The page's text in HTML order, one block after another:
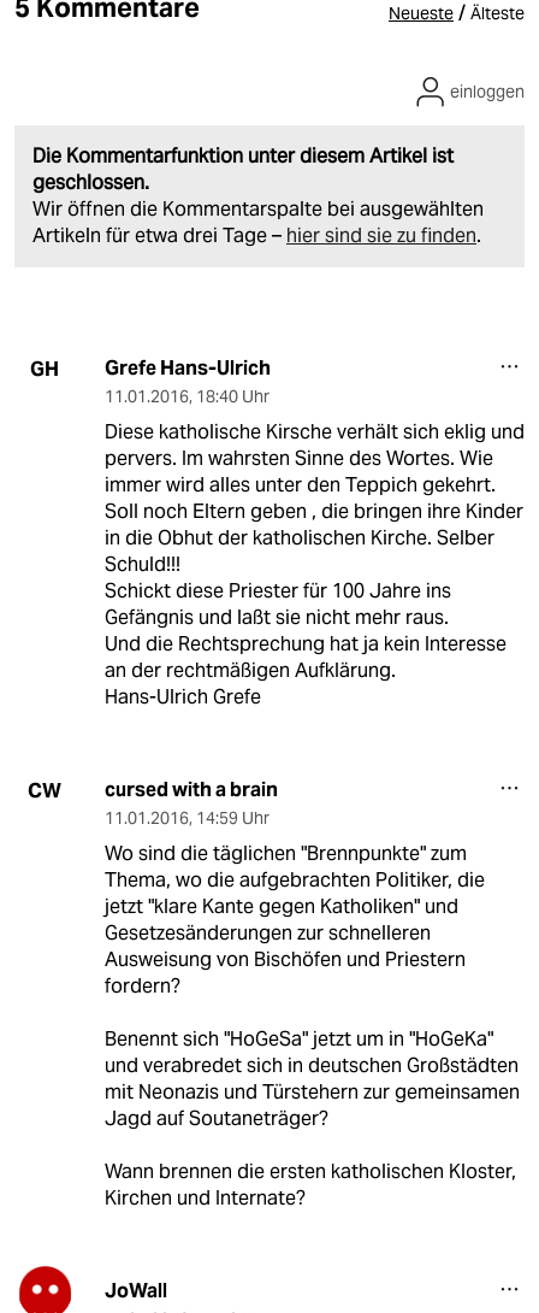
5 Kommentare Neueste / Älteste
Die Kommentarfunktion unter diesem Artikel ist
geschlossen.
Wir öffnen die Kommentarspalte bei ausgewählten
Artikeln für etwa drei Tage – hier sind sie zu finden.
einloggen
GH Grefe Hans-Ulrich
11.01.2016, 18:40 Uhr
Diese katholische Kirsche verhält sich eklig und
pervers. Im wahrsten Sinne des Wortes. Wie
immer wird alles unter den Teppich gekehrt.
Soll noch Eltern geben , die bringen ihre Kinder
in die Obhut der katholischen Kirche. Selber
Schuld!!!
Schickt diese Priester für 100 Jahre ins
Gefängnis und laßt sie nicht mehr raus.
Und die Rechtsprechung hat ja kein Interesse
an der rechtmäßigen Aufklärung.
Hans-Ulrich Grefe
CW cursed with a brain
11.01.2016, 14:59 Uhr
Wo sind die täglichen "Brennpunkte" zum
Thema, wo die aufgebrachten Politiker, die
jetzt "klare Kante gegen Katholiken" und
Gesetzesänderungen zur schnelleren
Ausweisung von Bischöfen und Priestern
fordern?
Benennt sich "HoGeSa" jetzt um in "HoGeKa"
und verabredet sich in deutschen Großstädten
mit Neonazis und Türstehern zur gemeinsamen
Jagd auf Soutaneträger?
Wann brennen die ersten katholischen Kloster,
Kirchen und Internate?
JoWall